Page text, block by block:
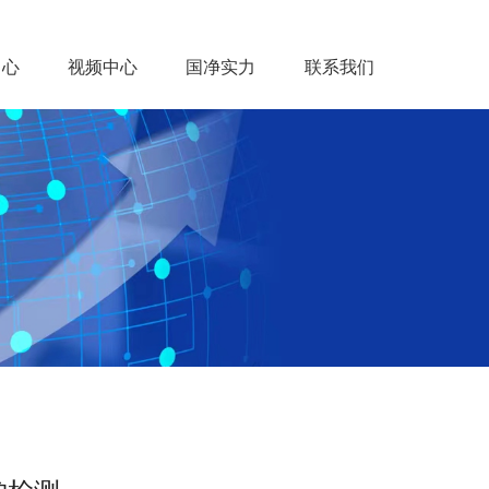
视频中心 国净实力 联系我们
中心 视频中心 国净实力